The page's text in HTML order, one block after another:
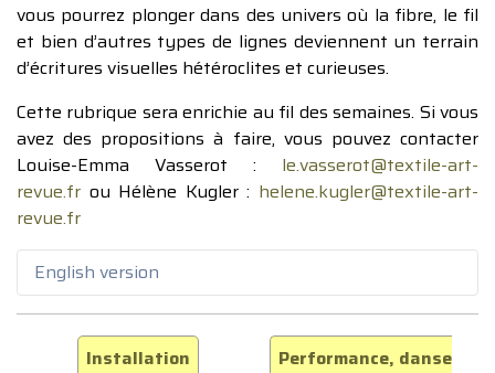
vous pourrez plonger dans des univers où la fibre, le fil
et bien d’autres types de lignes deviennent un terrain
d’écritures visuelles hétéroclites et curieuses.
Cette rubrique sera enrichie au fil des semaines. Si vous
avez des propositions à faire, vous pouvez contacter
Louise-Emma Vasserot : le.vasserot@textile-art-
revue.fr ou Hélène Kugler : helene.kugler@textile-art-
revue.fr
English version
Installation
Performance, danse